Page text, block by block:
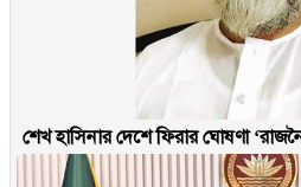
শেখ হাসিনার দেশে ফিরার ঘোষণা